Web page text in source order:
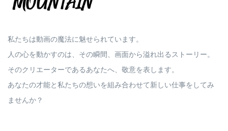
私たちは動画の魔法に魅せられています。
人の心を動かすのは、その瞬間、画面から溢れ出るストーリー。
そのクリエーターであるあなたへ、敬意を表します。
あなたの才能と私たちの想いを組み合わせて新しい仕事をしてみ
ませんか？